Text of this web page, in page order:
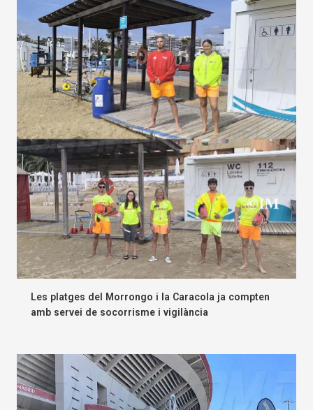
Les platges del Morrongo i la Caracola ja compten
amb servei de socorrisme i vigilància